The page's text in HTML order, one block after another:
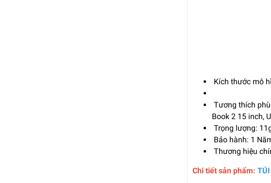
Kích thước mô
Size
Tương thích
Book 2 15 inch,
Trọng lượng:
Bảo hành: 1
Thương hiệu
Chi tiết sản phẩm: